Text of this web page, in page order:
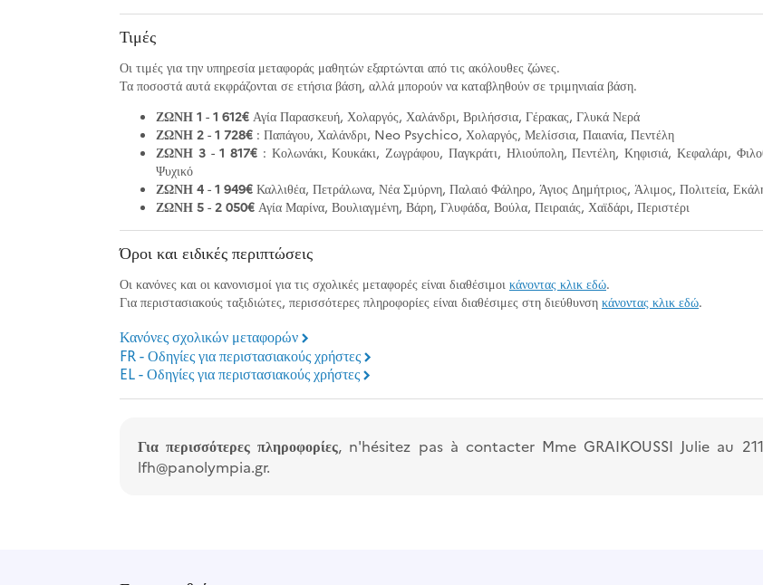
Τιμές
Οι τιμές για την υπηρεσία μεταφοράς μαθητών εξαρτώνται από τις ακόλουθες ζώνες.
Τα ποσοστά αυτά εκφράζονται σε ετήσια βάση, αλλά μπορούν να καταβληθούν σε τριμηνιαία βάση.
ΖΩΝΗ 1 - 1 612€ Αγία Παρασκευή, Χολαργός, Χαλάνδρι, Βριλήσσια, Γέρακας, Γλυκά Νερά
ΖΩΝΗ 2 - 1 728€ : Παπάγου, Χαλάνδρι, Neo Psychico, Χολαργός, Μελίσσια, Παιανία, Πεντέλη
ΖΩΝΗ 3 -1 817€ : Κολωνάκι, Κουκάκι, Ζωγράφου, Παγκράτι, Ηλιούπολη, Πεντέλη, Κηφισιά, Κεφαλάρι,
Ψυχικό
ΖΩΝΗ 4 - 1 949€ Καλλιθέα, Πετράλωνα, Νέα Σμύρνη, Παλαιό Φάληρο, Άγιος Δημήτριος, Άλιμος, Πολιτεία,
ΖΩΝΗ 5 - 2 050€ Αγία Μαρίνα, Βουλιαγμένη, Βάρη, Γλυφάδα, Βούλα, Πειραιάς, Χαϊδάρι, Περιστέρι
Όροι και ειδικές περιπτώσεις
Οι κανόνες και οι κανονισμοί για τις σχολικές μεταφορές είναι διαθέσιμοι κάνοντας κλικ εδώ.
Για περιστασιακούς ταξιδιώτες, περισσότερες πληροφορίες είναι διαθέσιμες στη διεύθυνση κάνοντας κλικ εδώ.
Κανόνες σχολικών μεταφορών
FR - Οδηγίες για περιστασιακούς χρήστες
EL - Οδηγίες για περιστασιακούς χρήστες
Για περισσότερες πληροφορίες, n'hésitez pas à contacter Mme GRAIKOUSSI Julie au
lfh@panolympia.gr.